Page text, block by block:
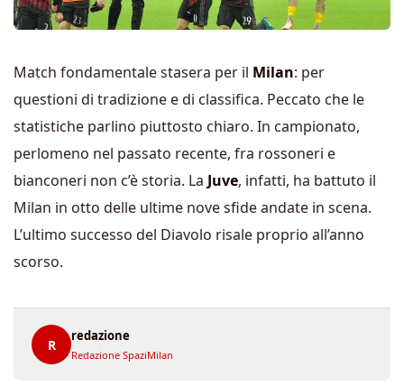
Match fondamentale stasera per il Milan: per
questioni di tradizione e di classifica. Peccato che le
statistiche parlino piuttosto chiaro. In campionato,
perlomeno nel passato recente, fra rossoneri e
bianconeri non c’è storia. La Juve, infatti, ha battuto il
Milan in otto delle ultime nove sfide andate in scena.
L’ultimo successo del Diavolo risale proprio all’anno
scorso.
R
redazione
Redazione SpaziMilan